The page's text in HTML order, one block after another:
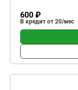
600 ₽
В кредит от 20/мес